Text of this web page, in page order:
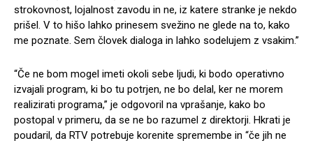
strokovnost, lojalnost zavodu in ne, iz katere stranke je nekdo
prišel. V to hišo lahko prinesem svežino ne glede na to, kako
me poznate. Sem človek dialoga in lahko sodelujem z vsakim.”
“Če ne bom mogel imeti okoli sebe ljudi, ki bodo operativno
izvajali program, ki bo tu potrjen, ne bo delal, ker ne morem
realizirati programa,” je odgovoril na vprašanje, kako bo
postopal v primeru, da se ne bo razumel z direktorji. Hkrati je
poudaril, da RTV potrebuje korenite spremembe in “če jih ne